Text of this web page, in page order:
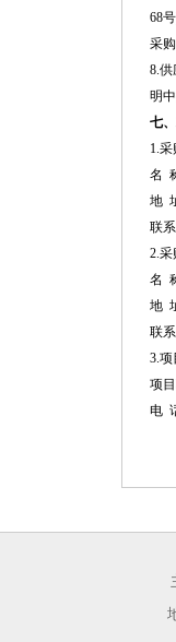
68
采
8.供
明
七
1.
名
地
联
2.采
名
地
联
3.
项
电